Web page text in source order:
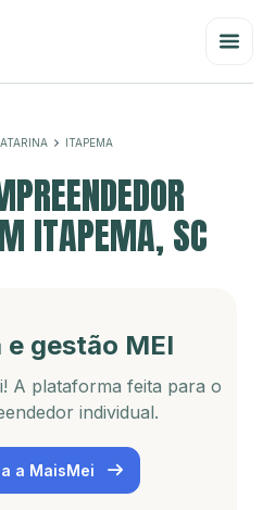
ITAPEMA
ITAPEMA, SC
gestão MEI
A plataforma feita para o
individual.
a MaisMei